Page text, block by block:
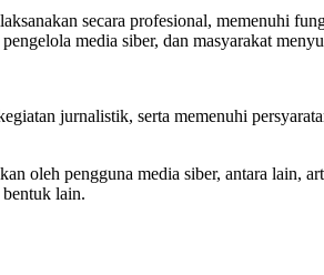
secara profesional, memenuhi
media siber, dan masyarakat
jurnalistik, serta memenuhi
oleh pengguna media siber, antara lain,
bentuk lain.